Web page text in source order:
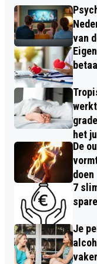
van
het
De
doen
7
Je